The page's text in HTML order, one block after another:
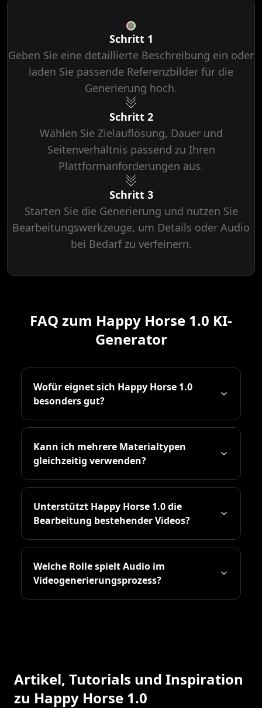
Schritt 1
Geben Sie eine detaillierte Beschreibung ein oder
laden Sie passende Referenzbilder für die
Generierung hoch.
Schritt 2
Wählen Sie Zielauflösung, Dauer und
Seitenverhältnis passend zu Ihren
Plattformanforderungen aus.
Schritt 3
Starten Sie die Generierung und nutzen Sie
Bearbeitungswerkzeuge, um Details oder Audio
bei Bedarf zu verfeinern.
FAQ zum Happy Horse 1.0 KI-
Generator
Wofür eignet sich Happy Horse 1.0
besonders gut?
Kann ich mehrere Materialtypen
gleichzeitig verwenden?
Unterstützt Happy Horse 1.0 die
Bearbeitung bestehender Videos?
Welche Rolle spielt Audio im
Videogenerierungsprozess?
Artikel, Tutorials und Inspiration
zu Happy Horse 1.0